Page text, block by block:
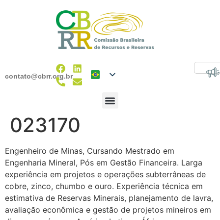
contato@cbrr.org.br
023170
Engenheiro de Minas, Cursando Mestrado em
Engenharia Mineral, Pós em Gestão Financeira. Larga
experiência em projetos e operações subterrâneas de
cobre, zinco, chumbo e ouro. Experiência técnica em
estimativa de Reservas Minerais, planejamento de lavra,
avaliação econômica e gestão de projetos mineiros em